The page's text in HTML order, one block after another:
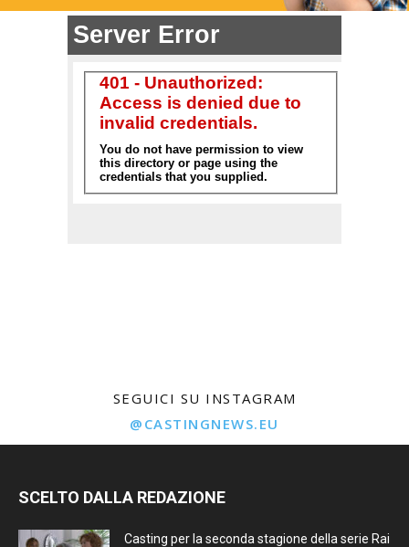
SEGUICI SU INSTAGRAM
@CASTINGNEWS.EU
SCELTO DALLA REDAZIONE
Casting per la seconda stagione della serie Rai